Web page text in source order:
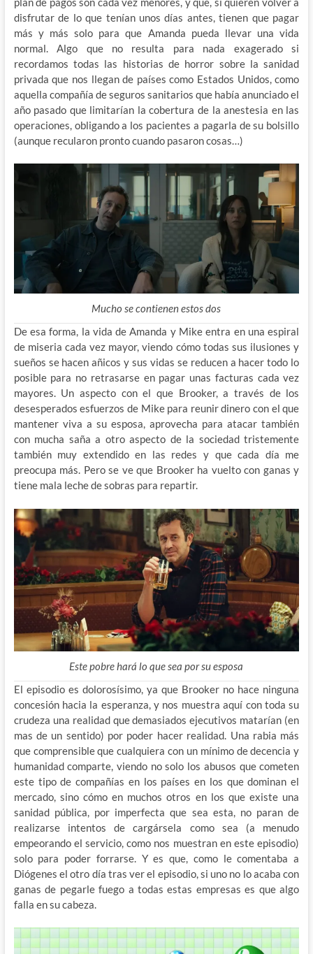
disfrutar de lo que tenían unos días antes, tienen que pagar
más y más solo para que Amanda pueda llevar una vida
normal. Algo que no resulta para nada exagerado si
recordamos todas las historias de horror sobre la sanidad
privada que nos llegan de países como Estados Unidos, como
aquella compañía de seguros sanitarios que había anunciado el
año pasado que limitarían la cobertura de la anestesia en las
operaciones, obligando a los pacientes a pagarla de su bolsillo
(aunque recularon pronto cuando pasaron cosas…)
Mucho se contienen estos dos
De esa forma, la vida de Amanda y Mike entra en una espiral
de miseria cada vez mayor, viendo cómo todas sus ilusiones y
sueños se hacen añicos y sus vidas se reducen a hacer todo lo
posible para no retrasarse en pagar unas facturas cada vez
mayores. Un aspecto con el que Brooker, a través de los
desesperados esfuerzos de Mike para reunir dinero con el que
mantener viva a su esposa, aprovecha para atacar también
con mucha saña a otro aspecto de la sociedad tristemente
también muy extendido en las redes y que cada día me
preocupa más. Pero se ve que Brooker ha vuelto con ganas y
tiene mala leche de sobras para repartir.
Este pobre hará lo que sea por su esposa
El episodio es dolorosísimo, ya que Brooker no hace ninguna
concesión hacia la esperanza, y nos muestra aquí con toda su
crudeza una realidad que demasiados ejecutivos matarían (en
mas de un sentido) por poder hacer realidad. Una rabia más
que comprensible que cualquiera con un mínimo de decencia y
humanidad comparte, viendo no solo los abusos que cometen
este tipo de compañías en los países en los que dominan el
mercado, sino cómo en muchos otros en los que existe una
sanidad pública, por imperfecta que sea esta, no paran de
realizarse intentos de cargársela como sea (a menudo
empeorando el servicio, como nos muestran en este episodio)
solo para poder forrarse. Y es que, como le comentaba a
Diógenes el otro día tras ver el episodio, si uno no lo acaba con
ganas de pegarle fuego a todas estas empresas es que algo
falla en su cabeza.